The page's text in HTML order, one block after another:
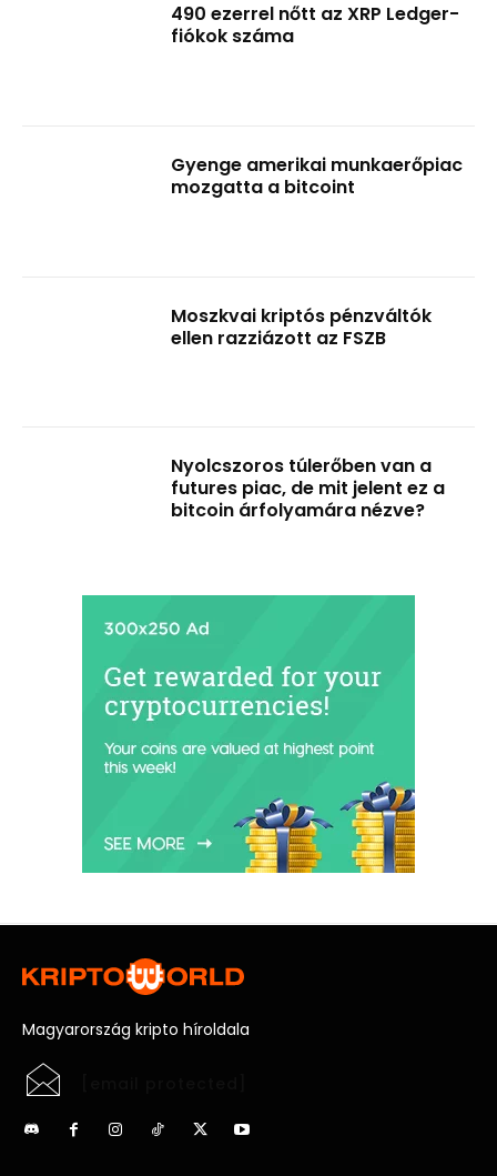
490 ezerrel nőtt az XRP Ledger-
fiókok száma
Gyenge amerikai munkaerőpiac
mozgatta a bitcoint
Moszkvai kriptós pénzváltók
ellen razziázott az FSZB
Nyolcszoros túlerőben van a
futures piac, de mit jelent ez a
bitcoin árfolyamára nézve?
Magyarország kripto híroldala